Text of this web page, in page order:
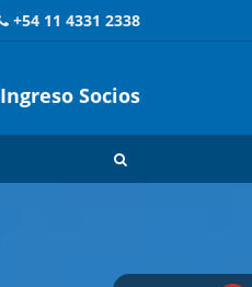
+54 11 4331 2338
Ingreso Socios